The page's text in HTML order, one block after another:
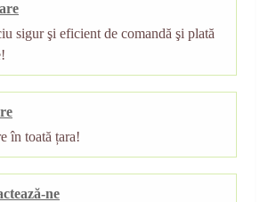
sigur şi eficient de comandă şi plată
în toată țara!
ne